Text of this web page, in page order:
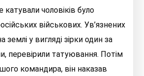
катували чоловіків було
військових. Ув’язнених
землі у вигляді зірки один за
перевірили татуювання. Потім
командира, він наказав